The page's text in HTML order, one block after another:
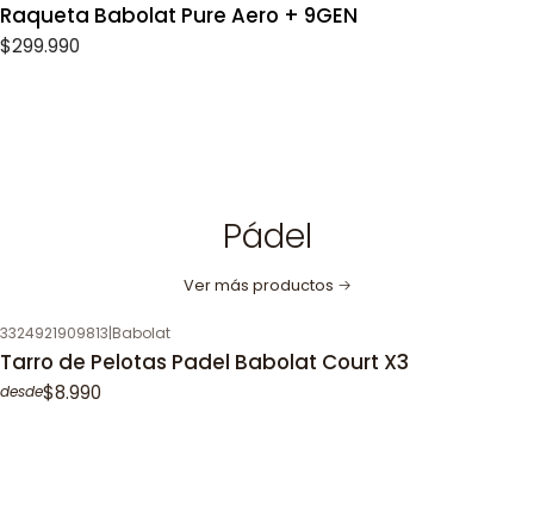
Raqueta Babolat Pure Aero + 9GEN
$299.990
Pádel
Ver más productos
3324921909813|Babolat
Tarro de Pelotas Padel Babolat Court X3
desde$8.990